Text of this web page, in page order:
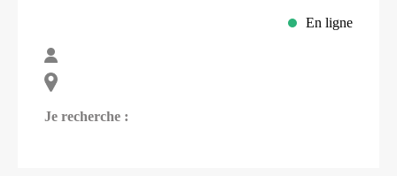
En ligne
Je recherche :